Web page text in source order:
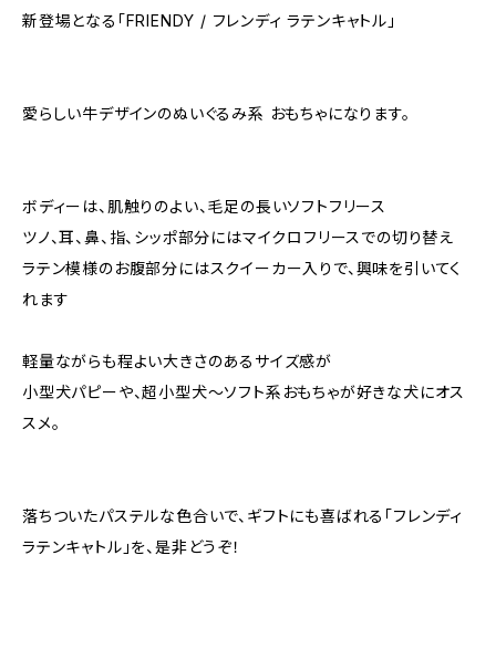
新登場となる「FRIENDY / フレンディ ラテンキャトル」
愛らしい牛デザインのぬいぐるみ系 おもちゃになります。
ボディーは、肌触りのよい、毛足の長いソフトフリース
ツノ、耳、鼻、指、シッポ部分にはマイクロフリースでの切り替え
ラテン模様のお腹部分にはスクイーカー入りで、興味を引いてく
れます
軽量ながらも程よい大きさのあるサイズ感が
小型犬パピーや、超小型犬〜ソフト系おもちゃが好きな犬にオス
スメ。
落ちついたパステルな色合いで、ギフトにも喜ばれる「フレンディ
ラテンキャトル」を、是非どうぞ！